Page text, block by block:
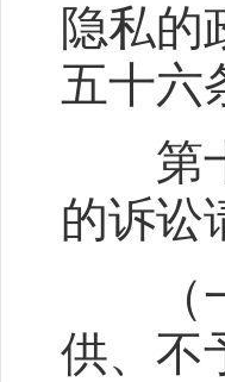
隐私的
五十六
第十
的诉讼
（一
供、不